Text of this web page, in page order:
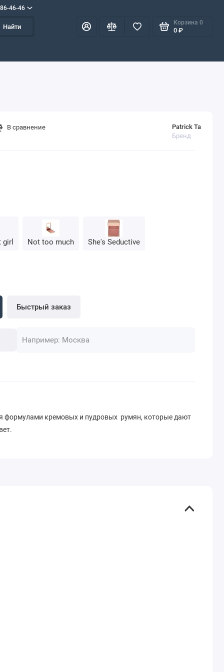
46-46
Найти
Корзина 0
0 ₽
Patrick Ta
Бренд
girl Not too much She's Seductive
Быстрый заказ
В сравнение
формулами кремовых и пудровых румян, которые дают